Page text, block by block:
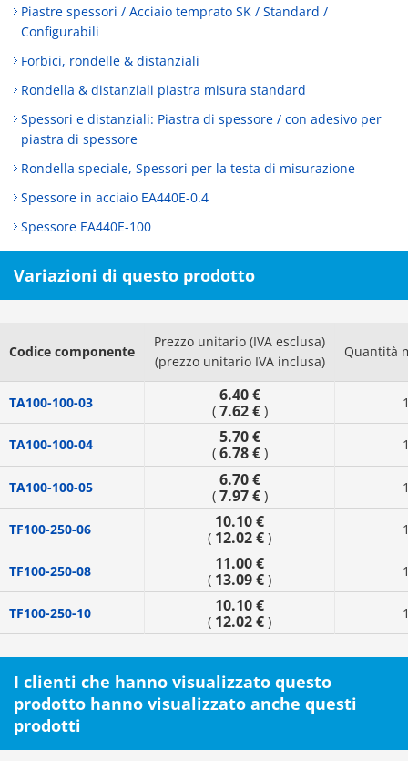
Piastre spessori / Acciaio temprato SK / Standard /
Configurabili
Forbici, rondelle & distanziali
Rondella & distanziali piastra misura standard
Spessori e distanziali: Piastra di spessore / con adesivo per
piastra di spessore
Rondella speciale, Spessori per la testa di misurazione
Spessore in acciaio EA440E-0.4
Spessore EA440E-100
Variazioni di questo prodotto
Codice componente
Prezzo unitario (IVA esclusa)
(prezzo unitario IVA inclusa)
Quantità
TA100-100-03 6.40 €
( 7.62 €)
TA100-100-04 5.70 €
( 6.78 €)
TA100-100-05 6.70 €
( 7.97 €)
TF100-250-06 10.10 €
( 12.02 € )
TF100-250-08 11.00 €
( 13.09 € )
TF100-250-10 10.10 €
( 12.02 € )
I clienti che hanno visualizzato questo
prodotto hanno visualizzato anche questi
prodotti